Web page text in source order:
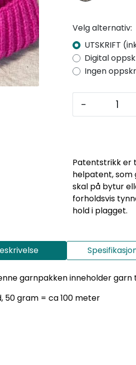
Velg alternativ:
UTSKRIFT
Digital
Ingen
-
Patentstrikk er
helpatent, som
skal på bytur
forholdsvis
hold i plagget.
garnpakken inneholder
50 gram = ca 100 meter